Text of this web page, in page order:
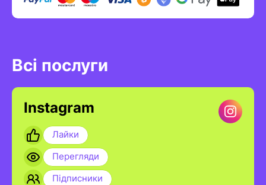
Всі послуги
Instagram
Лайки
Перегляди
Підписники